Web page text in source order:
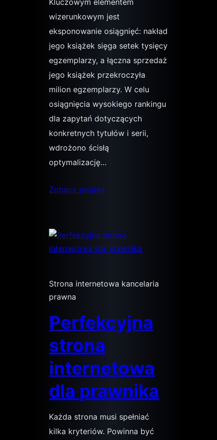
Kluczowym elementem
wizerunkowym jest
eksponowanie osiągnięć: nakład
jego książek sięga setek tysięcy
egzemplarzy, a łączna sprzedaż
jego książek przekroczyła
milion egzemplarzy. W celu
osiągnięcia wysokiego rankingu
dla zapytań dotyczących
konkretnych tytułów i serii,
wdrożono ścisłą
optymalizację…
Zobacz projekt
Strona internetowa kancelaria
prawna
Perfekcyjna
strona
internetowa
dla prawnika
Każda strona musi spełniać
kilka kryteriów. Powinna być